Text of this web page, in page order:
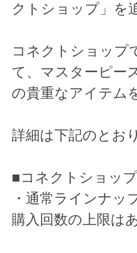
クトショップ」を
コネクトショップ
て、マスターピー
の貴重なアイテム
詳細は下記のとお
■コネクトショッ
・通常ラインナッ
購入回数の上限は